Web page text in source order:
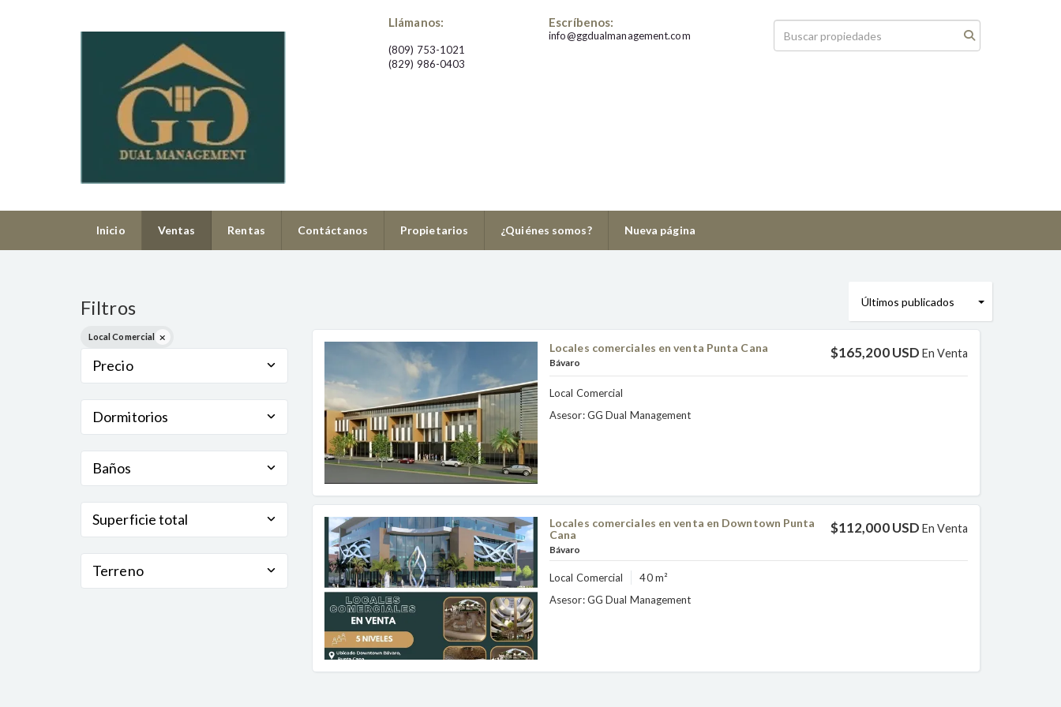
Llámanos:
(809) 753-1021
(829) 986-0403
Escríbenos:
info@ggdualmanagement.com
Inicio Ventas Rentas Contáctanos Propietarios ¿Quiénes somos? Nueva página
Filtros
Local Comercial
Precio
Dormitorios
Baños
Superficie total
Terreno
$165,200 USDEn Venta
Locales comerciales en venta Punta Cana
Bávaro
Local Comercial
Asesor: GG Dual Management
$112,000 USDEn Venta
Locales comerciales en venta en Downtown Punta
Cana
Bávaro
Local Comercial
40 m²
Asesor: GG Dual Management